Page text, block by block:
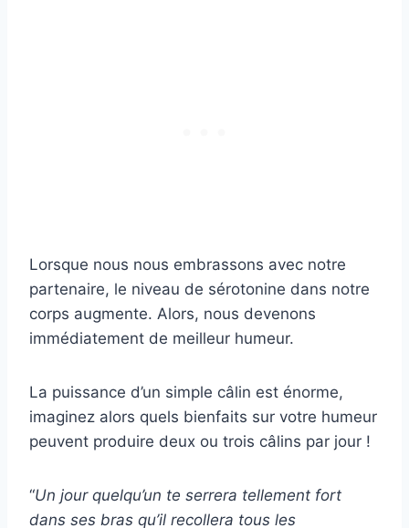
Lorsque nous nous embrassons avec notre
partenaire, le niveau de sérotonine dans notre
corps augmente. Alors, nous devenons
immédiatement de meilleur humeur.
La puissance d’un simple câlin est énorme,
imaginez alors quels bienfaits sur votre humeur
peuvent produire deux ou trois câlins par jour !
“Un jour quelqu’un te serrera tellement fort
dans ses bras qu’il recollera tous les